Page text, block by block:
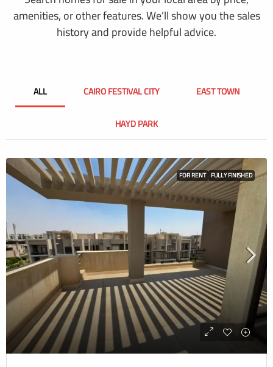
amenities, or other features. We’ll show you the sales
history and provide helpful advice.
ALL CAIRO FESTIVAL CITY EAST TOWN
HAYD PARK
FOR RENT FULLY FINISHED